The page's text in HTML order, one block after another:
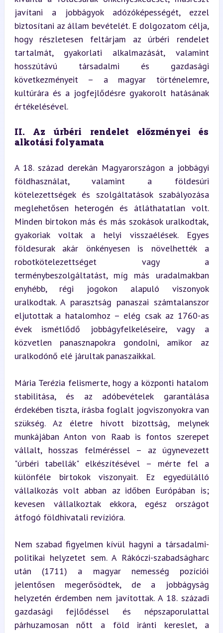
javítani a jobbágyok adózóképességét, ezzel
biztosítani az állam bevételét. E dolgozatom célja,
hogy részletesen feltárjam az úrbéri rendelet
tartalmát, gyakorlati alkalmazását, valamint
hosszútávú társadalmi és gazdasági
következményeit – a magyar történelemre,
kultúrára és a jogfejlődésre gyakorolt hatásának
értékelésével.
II. Az úrbéri rendelet előzményei és
alkotási folyamata
A 18. század derekán Magyarországon a jobbágyi
földhasználat, valamint a földesúri
kötelezettségek és szolgáltatások szabályozása
meglehetősen heterogén és átláthatatlan volt.
Minden birtokon más és más szokások uralkodtak,
gyakoriak voltak a helyi visszaélések. Egyes
földesurak akár önkényesen is növelhették a
robotkötelezettséget vagy a
terménybeszolgáltatást, míg más uradalmakban
enyhébb, régi jogokon alapuló viszonyok
uralkodtak. A parasztság panaszai számtalanszor
eljutottak a hatalomhoz – elég csak az 1760-as
évek ismétlődő jobbágyfelkeléseire, vagy a
közvetlen panasznapokra gondolni, amikor az
uralkodónő elé járultak panaszaikkal.
Mária Terézia felismerte, hogy a központi hatalom
stabilitása, és az adóbevételek garantálása
érdekében tiszta, írásba foglalt jogviszonyokra van
szükség. Az életre hívott bizottság, melynek
munkájában Anton von Raab is fontos szerepet
vállalt, hosszas felméréssel – az úgynevezett
"úrbéri tabellák" elkészítésével – mérte fel a
különféle birtokok viszonyait. Ez egyedülálló
vállalkozás volt abban az időben Európában is;
kevesen vállalkoztak ekkora, egész országot
átfogó földhivatali revízióra.
Nem szabad figyelmen kívül hagyni a társadalmi-
politikai helyzetet sem. A Rákóczi-szabadságharc
után (1711) a magyar nemesség pozíciói
jelentősen megerősödtek, de a jobbágyság
helyzetén érdemben nem javítottak. A 18. századi
gazdasági fejlődéssel és népszaporulattal
párhuzamosan nőtt a föld iránti kereslet, a